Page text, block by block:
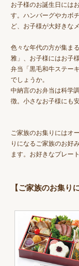
お子様のお誕生日には
す。ハンバーグやカボ
ど、お子様が大好きな
色々な年代の方が集ま
雅」、お子様にはお子
弁当「黒毛和牛ステー
でしょうか。
中納言のお弁当は科学
徴。小さなお子様にも
ご家族のお集りにはオ
りになるご家族のお好
ます。お好きなプレー
【ご家族のお集り